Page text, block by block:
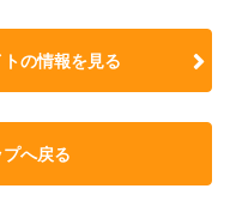
の情報を見る
へ戻る